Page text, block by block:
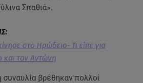
Σπαθιά».
στο Ηρώδειο- Τι είπε για
τον Αντώνη
συναυλία βρέθηκαν πολλοί